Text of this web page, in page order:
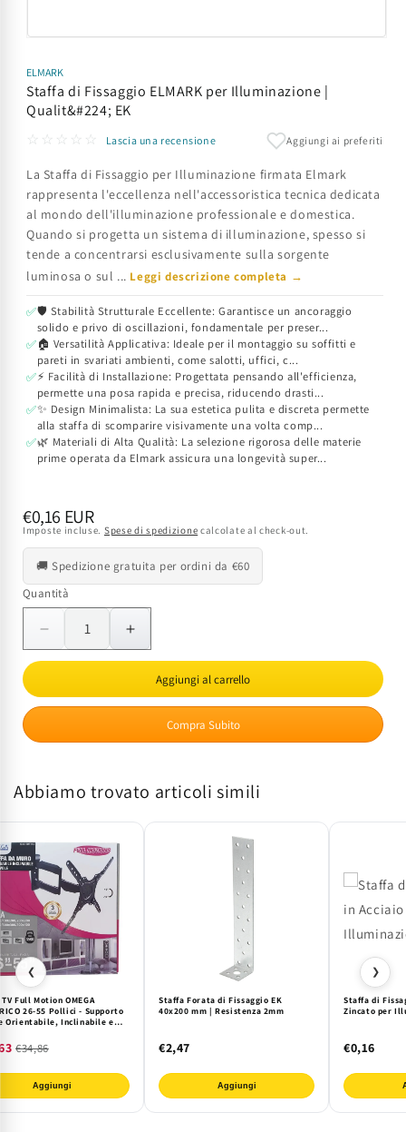
multimediali
1
in
finestra
ELMARK
Staffa di Fissaggio ELMARK per Illuminazione |
Qualit&#224; EK
☆☆☆☆☆
Lascia una recensione Aggiungi ai preferiti
La Staffa di Fissaggio per Illuminazione firmata Elmark
rappresenta l'eccellenza nell'accessoristica tecnica dedicata
al mondo dell'illuminazione professionale e domestica.
Quando si progetta un sistema di illuminazione, spesso si
tende a concentrarsi esclusivamente sulla sorgente
luminosa o sul ... Leggi descrizione completa →
✅🛡️ Stabilità Strutturale Eccellente: Garantisce un ancoraggio
solido e privo di oscillazioni, fondamentale per preser...
✅🏠 Versatilità Applicativa: Ideale per il montaggio su soffitti e
pareti in svariati ambienti, come salotti, uffici, c...
✅⚡ Facilità di Installazione: Progettata pensando all'efficienza,
permette una posa rapida e precisa, riducendo drasti...
✅✨ Design Minimalista: La sua estetica pulita e discreta permette
alla staffa di scomparire visivamente una volta comp...
✅🌿 Materiali di Alta Qualità: La selezione rigorosa delle materie
prime operata da Elmark assicura una longevità super...
Prezzo
di
listino
€0,16 EUR
Imposte incluse. Spese di spedizione calcolate al check-out.
🚚 Spedizione gratuita per ordini da €60
Quantità
Quantità
Diminuisci
quantità
Staffa
di
Illuminazione
Qualit&#224;
EK
Aumenta
quantità
Staffa
di
Fissaggio
Illuminazione
Qualit&#224;
Aggiungi al carrello
Compra Subito
Abbiamo trovato articoli simili
❮
Full Motion OMEGA
26-55 Pollici - Supporto
Orientabile, Inclinabile e
€34,86
Aggiungi
Staffa Forata di Fissaggio EK
40x200 mm | Resistenza 2mm
€2,47
Aggiungi
Staffa di
Zincato per
€0,16
❯